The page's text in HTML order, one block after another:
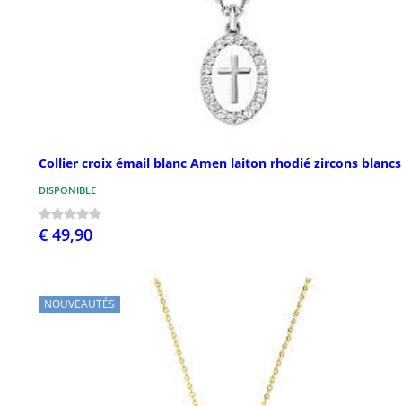
Collier croix émail blanc Amen laiton rhodié zircons blancs
DISPONIBLE
€ 49,90
NOUVEAUTÉS